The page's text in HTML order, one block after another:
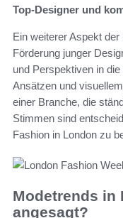
Top-Designer und
Ein weiterer Aspekt
Förderung junger
und Perspektiven in
Ansätzen und
einer Branche, die
Stimmen sind
Fashion in London zu
Modetrends in
angesagt?